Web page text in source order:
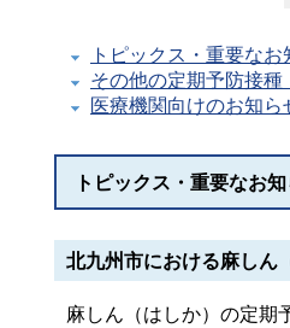
トピックス・重要なお
その他の定期予防接種
医療機関向けのお知ら
トピックス・重要なお
北九州市における麻しん
麻しん（はしか）の定期